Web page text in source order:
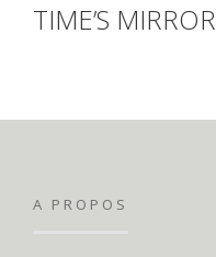
TIME’S MIRROR
A PROPOS